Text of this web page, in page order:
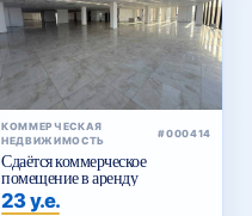
КОММЕРЧЕСКАЯ
НЕДВИЖИМОСТЬ
#000414
Сдаётся коммерческое
помещение в аренду
23 у.е.